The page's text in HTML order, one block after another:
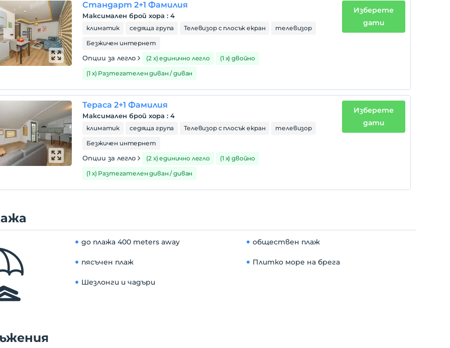
Стандарт 2+1 Фамилия
Максимален брой хора :4
климатик седяща група Телевизор с плосък екран
телевизор
Безжичен интернет
Опции за легло (2 х) единично легло
(1 х) двойно
(1 х) Разтегателен диван / диван
Изберете
дати
Тераса 2+1 Фамилия
Максимален брой хора :4
климатик седяща група Телевизор с плосък екран
телевизор
Безжичен интернет
Опции за легло (2 х) единично легло
(1 х) двойно
(1 х) Разтегателен диван / диван
Изберете
дати
до плажа 400 meters away обществен плаж
пясъчен плаж Плитко море на брега
Шезлонги и чадъри